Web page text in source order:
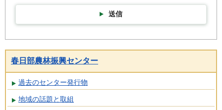
送信
春日部農林振興センター
過去のセンター発行物
地域の話題と取組